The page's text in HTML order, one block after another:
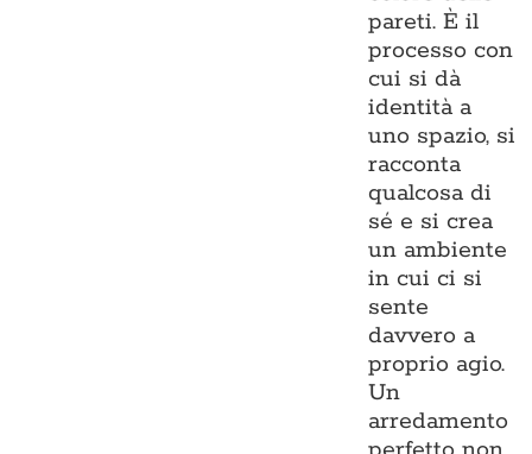
pareti. È il
processo con
cui si dà
identità a
uno spazio, si
racconta
qualcosa di
sé e si crea
un ambiente
in cui ci si
sente
davvero a
proprio agio.
Un
arredamento